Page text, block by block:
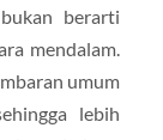
berarti
mendalam.
umum
lebih